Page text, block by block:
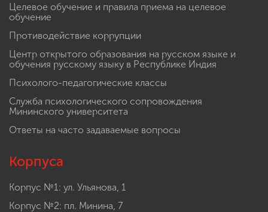
Целевое обучение и правила приема на целевое
обучение
Противодействие коррупции
Центр открытого образования на русском языке и
обучения русскому языку в Республике Индия
Психолого-педагогические классы
Служба психологического сопровождения
Мининского университета
Ответы на часто задаваемые вопросы
Корпуса
Корпус №1: ул. Ульянова, 1
Корпус №2: пл. Минина, 7